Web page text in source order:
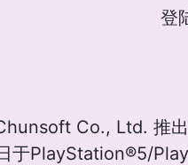
登
Co., Ltd. 推
于PlayStation®5/